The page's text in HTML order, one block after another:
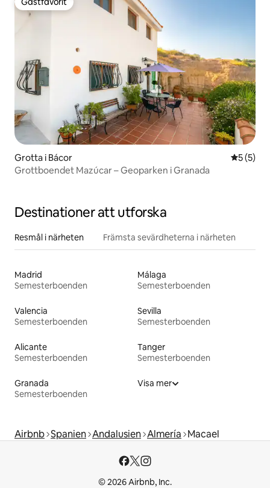
Gästfavorit
Grotta i Bácor 5 av 5 i
5 (5)
Grottboendet Mazúcar – Geoparken i Granada
Destinationer att utforska
Resmål i närheten Främsta sevärdheterna i närheten
Madrid
Semesterboenden
Málaga
Semesterboenden
Valencia
Semesterboenden
Sevilla
Semesterboenden
Alicante
Semesterboenden
Tanger
Semesterboenden
Granada
Semesterboenden
Visa mer
Airbnb Spanien Andalusien Almería Macael
© 2026 Airbnb, Inc.